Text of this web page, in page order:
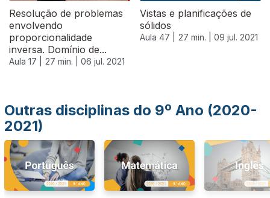
Resolução de problemas
envolvendo
proporcionalidade
inversa. Domínio de...
Aula 17 | 27 min. | 06 jul. 2021
Vistas e planificações de
sólidos
Aula 47 | 27 min. | 09 jul. 2021
Outras disciplinas do 9º Ano (2020-
2021)